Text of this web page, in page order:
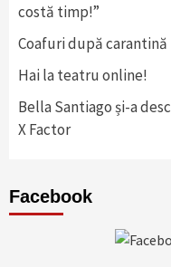
costă timp!”
Coafuri după carantină
Hai la teatru online!
Bella Santiago și-a
X Factor
Facebook